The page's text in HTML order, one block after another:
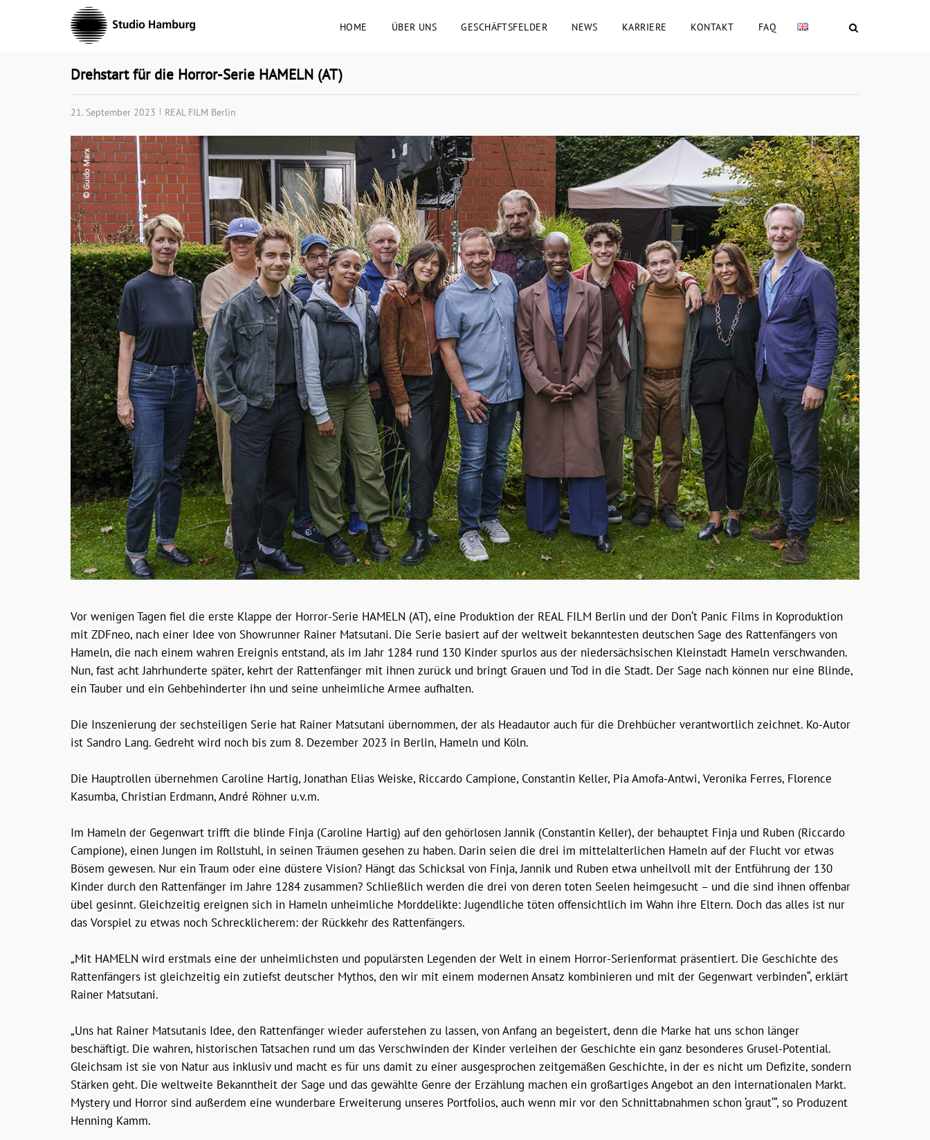
HOME ÜBER UNS GESCHÄFTSFELDER NEWS KARRIERE KONTAKT FAQ
Drehstart für die Horror-Serie HAMELN (AT)
21. September 2023 REAL FILM Berlin
Vor wenigen Tagen fiel die erste Klappe der Horror-Serie HAMELN (AT), eine Produktion der REAL FILM Berlin und der Don‘t Panic Films in Koproduktion
mit ZDFneo, nach einer Idee von Showrunner Rainer Matsutani. Die Serie basiert auf der weltweit bekanntesten deutschen Sage des Rattenfängers von
Hameln, die nach einem wahren Ereignis entstand, als im Jahr 1284 rund 130 Kinder spurlos aus der niedersächsischen Kleinstadt Hameln verschwanden.
Nun, fast acht Jahrhunderte später, kehrt der Rattenfänger mit ihnen zurück und bringt Grauen und Tod in die Stadt. Der Sage nach können nur eine Blinde,
ein Tauber und ein Gehbehinderter ihn und seine unheimliche Armee aufhalten.
Die Inszenierung der sechsteiligen Serie hat Rainer Matsutani übernommen, der als Headautor auch für die Drehbücher verantwortlich zeichnet. Ko-Autor
ist Sandro Lang. Gedreht wird noch bis zum 8. Dezember 2023 in Berlin, Hameln und Köln.
Die Hauptrollen übernehmen Caroline Hartig, Jonathan Elias Weiske, Riccardo Campione, Constantin Keller, Pia Amofa-Antwi, Veronika Ferres, Florence
Kasumba, Christian Erdmann, André Röhner u.v.m.
Im Hameln der Gegenwart trifft die blinde Finja (Caroline Hartig) auf den gehörlosen Jannik (Constantin Keller), der behauptet Finja und Ruben (Riccardo
Campione), einen Jungen im Rollstuhl, in seinen Träumen gesehen zu haben. Darin seien die drei im mittelalterlichen Hameln auf der Flucht vor etwas
Bösem gewesen. Nur ein Traum oder eine düstere Vision? Hängt das Schicksal von Finja, Jannik und Ruben etwa unheilvoll mit der Entführung der 130
Kinder durch den Rattenfänger im Jahre 1284 zusammen? Schließlich werden die drei von deren toten Seelen heimgesucht – und die sind ihnen offenbar
übel gesinnt. Gleichzeitig ereignen sich in Hameln unheimliche Morddelikte: Jugendliche töten offensichtlich im Wahn ihre Eltern. Doch das alles ist nur
das Vorspiel zu etwas noch Schrecklicherem: der Rückkehr des Rattenfängers.
„Mit HAMELN wird erstmals eine der unheimlichsten und populärsten Legenden der Welt in einem Horror-Serienformat präsentiert. Die Geschichte des
Rattenfängers ist gleichzeitig ein zutiefst deutscher Mythos, den wir mit einem modernen Ansatz kombinieren und mit der Gegenwart verbinden“, erklärt
Rainer Matsutani.
„Uns hat Rainer Matsutanis Idee, den Rattenfänger wieder auferstehen zu lassen, von Anfang an begeistert, denn die Marke hat uns schon länger
beschäftigt. Die wahren, historischen Tatsachen rund um das Verschwinden der Kinder verleihen der Geschichte ein ganz besonderes Grusel-Potential.
Gleichsam ist sie von Natur aus inklusiv und macht es für uns damit zu einer ausgesprochen zeitgemäßen Geschichte, in der es nicht um Defizite, sondern
Stärken geht. Die weltweite Bekanntheit der Sage und das gewählte Genre der Erzählung machen ein großartiges Angebot an den internationalen Markt.
Mystery und Horror sind außerdem eine wunderbare Erweiterung unseres Portfolios, auch wenn mir vor den Schnittabnahmen schon ‘graut‘“, so Produzent
Henning Kamm.